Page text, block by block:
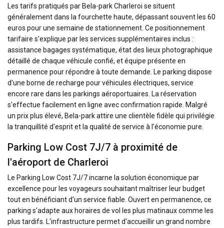
Les tarifs pratiqués par Bela-park Charleroi se situent
généralement dans la fourchette haute, dépassant souvent les 60
euros pour une semaine de stationnement. Ce positionnement
tarifaire s'explique par les services supplémentaires inclus :
assistance bagages systématique, état des lieux photographique
détaillé de chaque véhicule confié, et équipe présente en
permanence pour répondre à toute demande. Le parking dispose
d'une borne de recharge pour véhicules électriques, service
encore rare dans les parkings aéroportuaires. La réservation
s'effectue facilement en ligne avec confirmation rapide. Malgré
un prix plus élevé, Bela-park attire une clientèle fidèle qui privilégie
la tranquillité d'esprit et la qualité de service à l'économie pure.
Parking Low Cost 7J/7 à proximité de
l'aéroport de Charleroi
Le Parking Low Cost 7J/7 incarne la solution économique par
excellence pour les voyageurs souhaitant maîtriser leur budget
tout en bénéficiant d'un service fiable. Ouvert en permanence, ce
parking s'adapte aux horaires de vol les plus matinaux comme les
plus tardifs. L'infrastructure permet d'accueillir un grand nombre